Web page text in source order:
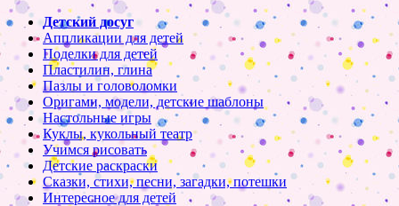
Детский досуг
Аппликации для детей
Поделки для детей
Пластилин, глина
Пазлы и головоломки
Оригами, модели, детские шаблоны
Настольные игры
Куклы, кукольный театр
Учимся рисовать
Детские раскраски
Сказки, стихи, песни, загадки, потешки
Интересное для детей